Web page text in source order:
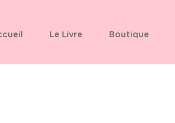
Le Livre Boutique